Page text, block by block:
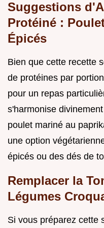
Suggestions
Protéiné :
Épicés
Bien que cette recette
de protéines par
pour un repas
s'harmonise
poulet mariné au
une option
épicés ou des dés de
Remplacer la
Légumes
Si vous préparez cette